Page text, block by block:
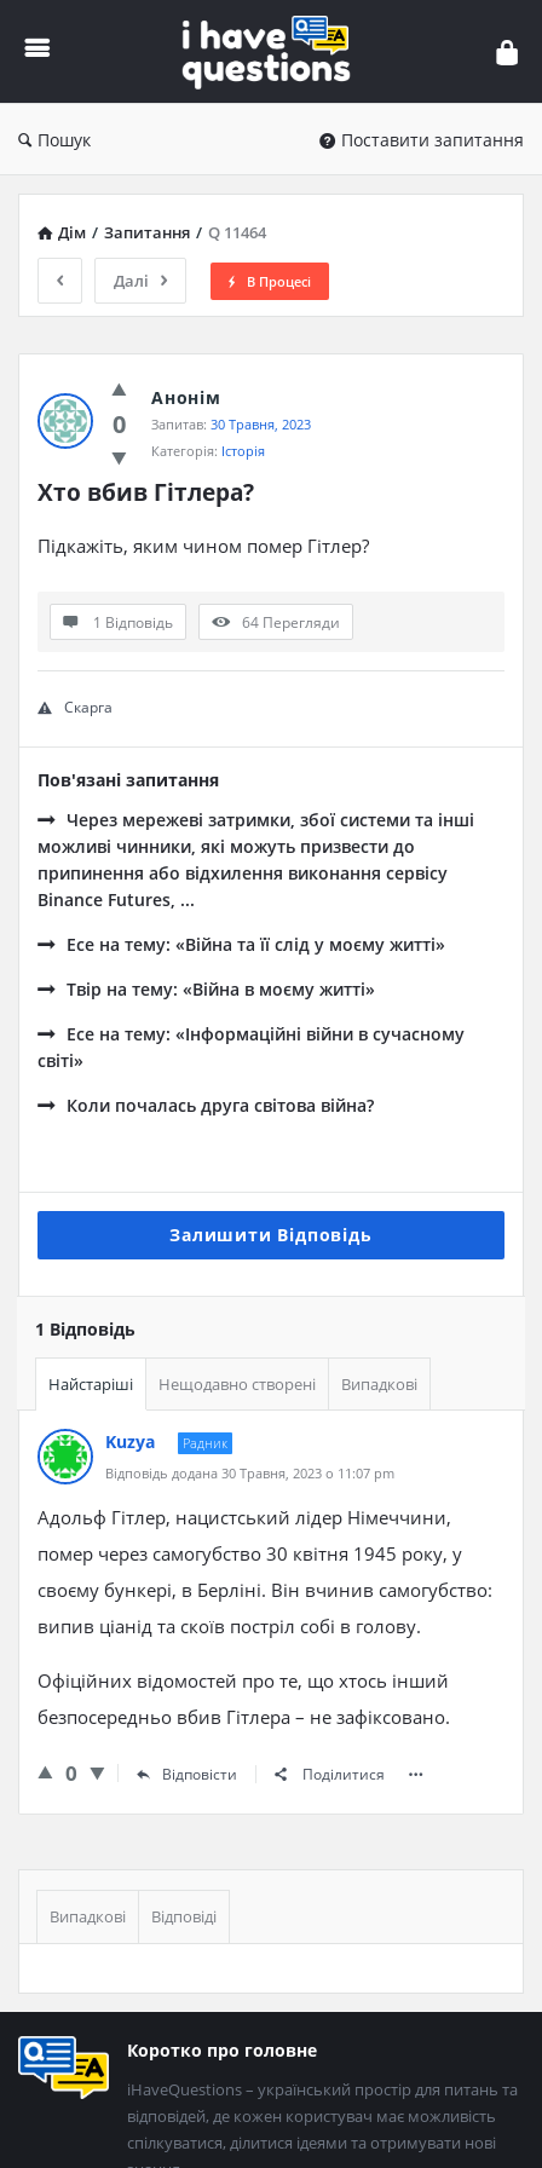
iHaveQuestions
Пошук Поставити запитання
Дім / Запитання / Q 11464
Далі В Процесі
0
Анонім
Запитав: 30 Травня, 2023
Категорія: Історія
Хто вбив Гітлера?
Підкажіть, яким чином помер Гітлер?
1 Відповідь 64 Перегляди
Скарга
Пов'язані запитання
Через мережеві затримки, збої системи та інші
можливі чинники, які можуть призвести до
припинення або відхилення виконання сервісу
Binance Futures, ...
Есе на тему: «Війна та її слід у моєму житті»
Твір на тему: «Війна в моєму житті»
Есе на тему: «Інформаційні війни в сучасному
світі»
Коли почалась друга світова війна?
Залишити Відповідь
1 Відповідь
Найстаріші Нещодавно створені Випадкові
Kuzya
Радник
Відповідь додана 30 Травня, 2023 о 11:07 pm
Адольф Гітлер, нацистський лідер Німеччини,
помер через самогубство 30 квітня 1945 року, у
своєму бункері, в Берліні. Він вчинив самогубство:
випив ціанід та скоїв постріл собі в голову.
Офіційних відомостей про те, що хтось інший
безпосередньо вбив Гітлера – не зафіксовано.
0 Відповісти Поділитися
Бічна
панель
Випадкові Відповіді
Нижній
колонтитул
Коротко про головне
iHaveQuestions – український простір для питань та
відповідей, де кожен користувач має можливість
спілкуватися, ділитися ідеями та отримувати нові